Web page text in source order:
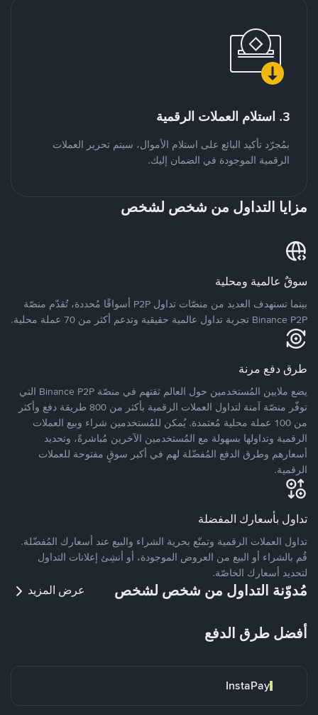
3. استلام العملات الرقمية
بمُجرّد تأكيد البائع على استلام الأموال، سيتم تحرير العملات
الرقمية الموجودة في الضمان إليك.
مزايا التداول من شخص لشخص
سوقٌ عالمية ومحلية
بينما تستهدف العديد من منصّات تداول P2P أسواقًا مُحددة، تُقدّم منصّة
Binance P2P تجربة تداول عالمية حقيقية وتدعم أكثر من 70 عملة محلية.
طرق دفع مرنة
يضع ملايين المُستخدمين حول العالم ثقتهم في منصّة Binance P2P التي
توفّر منصّة آمنة لتداول العملات الرقمية بأكثر من 800 طريقة دفع وأكثر
من 100 عملة محلية مُعتمدة. يُمكن للمُستخدمين شراء وبيع العملات
الرقمية وتداولها بسهولة مع المُستخدمين الآخرين مُباشرةً، وتحديد
أسعارهم وطرق الدفع المُفضّلة لهم في أكبر سوقٍ مفتوحة للعملات
الرقمية.
تداول بأسعارك المفضلة
تداول العملات الرقمية وتمتّع بحرية الشراء والبيع عند أسعارك المُفضّلة.
قُم بالشراء أو البيع من العروض الموجودة، أو أنشِئ إعلانات التداول
لتحديد أسعارك الخاصّة.
مُدوّنة التداول من شخص لشخص عرض المزيد
أفضل طرق الدفع
InstaPay